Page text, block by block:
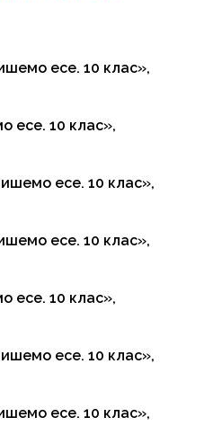
есе. 10 клас»,
есе. 10 клас»,
есе. 10 клас»,
есе. 10 клас»,
есе. 10 клас»,
есе. 10 клас»,
есе. 10 клас»,